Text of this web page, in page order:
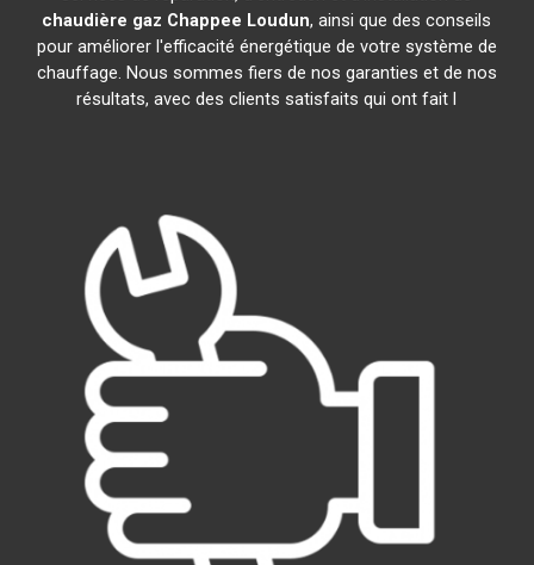
chaudière gaz Chappee Loudun, ainsi que des conseils
pour améliorer l'efficacité énergétique de votre système de
chauffage. Nous sommes fiers de nos garanties et de nos
résultats, avec des clients satisfaits qui ont fait l